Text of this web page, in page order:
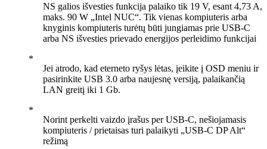
NS galios išvesties funkcija palaiko tik 19 V, esant 4,73 A,
maks. 90 W „Intel NUC“. Tik vienas kompiuteris arba
knyginis kompiuteris turėtų būti jungiamas prie USB-C
arba NS išvesties prievado energijos perleidimo funkcijai
Jei atrodo, kad eterneto ryšys lėtas, įeikite į OSD meniu ir
pasirinkite USB 3.0 arba naujesnę versiją, palaikančią
LAN greitį iki 1 Gb.
Norint perkelti vaizdo įrašus per USB-C, nešiojamasis
kompiuteris / prietaisas turi palaikyti „USB-C DP Alt“
režimą